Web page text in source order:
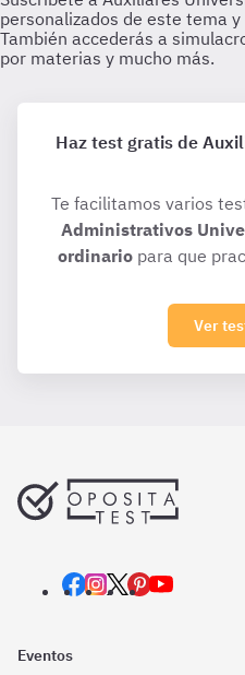
Haz test gratis de
Te facilitamos varios
Administrativos
ordinario para que
Ver
Eventos